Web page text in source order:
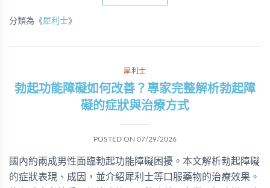
分類為《犀利士》
犀利士
勃起功能障礙如何改善？專家完整解析勃起障
礙的症狀與治療方式
POSTED ON 07/29/2026
國內約兩成男性面臨勃起功能障礙困擾。本文解析勃起障礙
的症狀表現、成因，並介紹犀利士等口服藥物的治療效果。